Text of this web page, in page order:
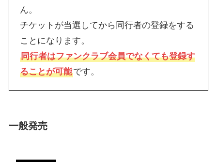
ん。
チケットが当選してから同行者の登録をする
ことになります。
同行者はファンクラブ会員でなくても登録す
ることが可能です。
一般発売